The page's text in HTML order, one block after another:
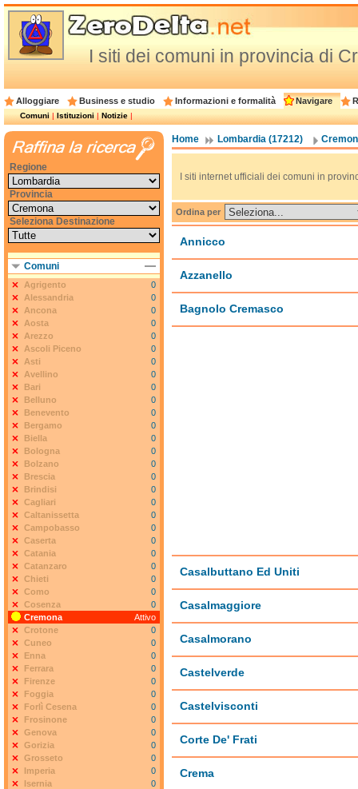
I siti dei comuni in provincia di
Alloggiare Business e studio Informazioni e formalità Navigare
Comuni|Istituzioni|Notizie|
Home Lombardia (17212)
I siti internet ufficiali dei comuni in
Ordina per
Annicco
Azzanello
Bagnolo Cremasco
Casalbuttano Ed Uniti
Casalmaggiore
Casalmorano
Castelverde
Castelvisconti
Corte De' Frati
Crema
Regione
Provincia
Seleziona Destinazione
Comuni
Agrigento
0
Alessandria
0
Ancona
0
Aosta
0
Arezzo
0
Ascoli Piceno
0
Asti
0
Avellino
0
Bari
0
Belluno
0
Benevento
0
Bergamo
0
Biella
0
Bologna
0
Bolzano
0
Brescia
0
Brindisi
0
Cagliari
0
Caltanissetta
0
Campobasso
0
Caserta
0
Catania
0
Catanzaro
0
Chieti
0
Como
0
Cosenza
0
Cremona
Attivo
Crotone
0
Cuneo
0
Enna
0
Ferrara
0
Firenze
0
Foggia
0
Forlì Cesena
0
Frosinone
0
Genova
0
Gorizia
0
Grosseto
0
Imperia
0
Isernia
0